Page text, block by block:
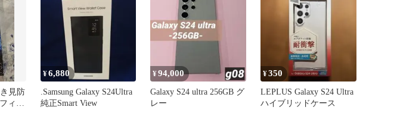
見防
ィル
¥6,880
.Samsung Galaxy S24Ultra
純正Smart View
¥94,000
Galaxy S24 ultra 256GB グ
レー
¥350
LEPLUS Galaxy S24 Ultra
ハイブリッドケース